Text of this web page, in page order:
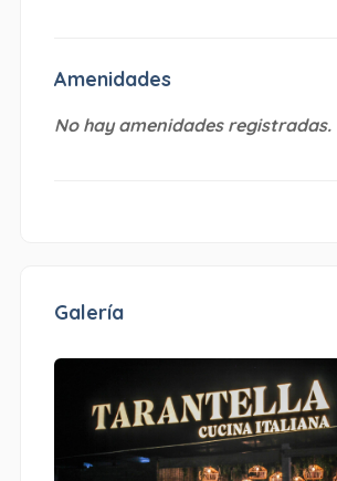
Amenidades
No hay amenidades registradas.
Galería